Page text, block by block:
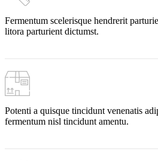
Fermentum scelerisque hendrerit
litora parturient dictumst.
Potenti a quisque tincidunt venenatis
fermentum nisl tincidunt amentu.